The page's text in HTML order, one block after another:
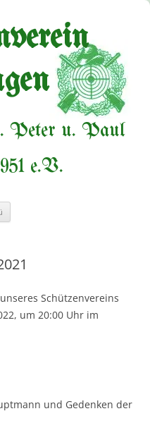
Peter u. Paul
e.V.
Schützenvereins
um 20:00 Uhr im
und Gedenken der